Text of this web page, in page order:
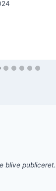
blive publiceret.